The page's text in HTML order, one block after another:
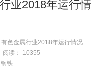
业2018年运行情
色金属行业2018年运行情况
阅读： 10355
钢铁